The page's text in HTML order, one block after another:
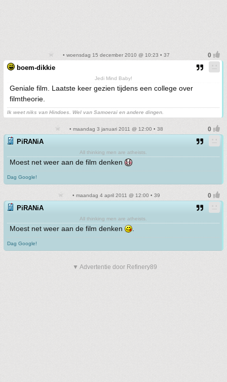
• woensdag 15 december 2010 @ 10:23 • 37
boem-dikkie
Jedi Mind Baby!
Geniale film. Laatste keer gezien tijdens een college over
filmtheorie.
Ik weet niks van Hindoes. Wel van Samoerai en andere dingen.
• maandag 3 januari 2011 @ 12:00 • 38
PiRANiA
All thinking men are atheists.
Moest net weer aan de film denken
Dag Google!
• maandag 4 april 2011 @ 12:00 • 39
PiRANiA
All thinking men are atheists.
Moest net weer aan de film denken
Dag Google!
▼ Advertentie door Refinery89